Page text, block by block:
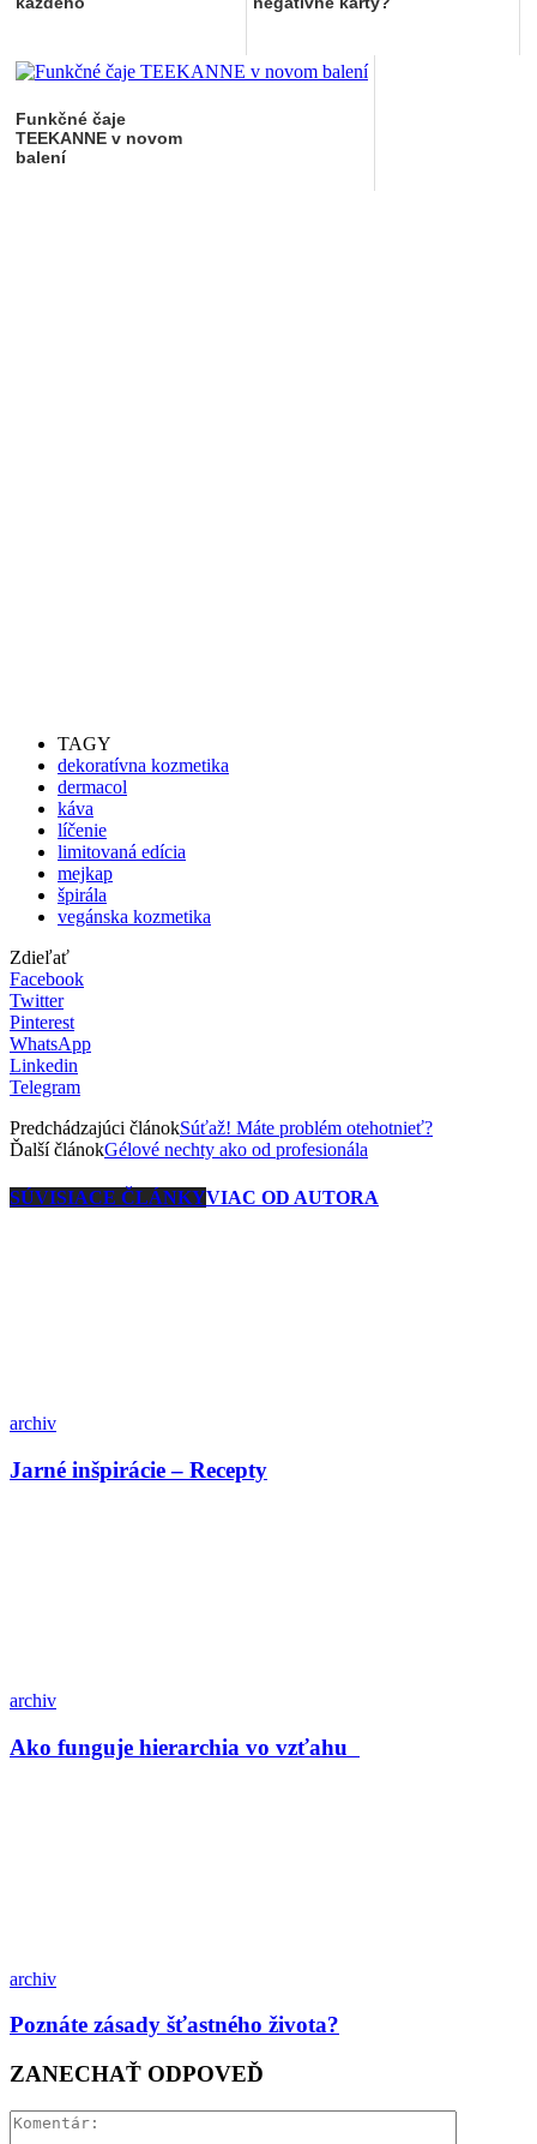
Funkčné čaje
TEEKANNE v novom
balení
TAGY
dekoratívna kozmetika
dermacol
káva
líčenie
limitovaná edícia
mejkap
špirála
vegánska kozmetika
Zdieľať
Facebook
Twitter
Pinterest
WhatsApp
Linkedin
Telegram
Predchádzajúci článokSúťaž! Máte problém otehotnieť?
Ďalší článokGélové nechty ako od profesionála
SÚVISIACE ČLÁNKYVIAC OD AUTORA
archiv
Jarné inšpirácie – Recepty
archiv
Ako funguje hierarchia vo vzťahu
archiv
Poznáte zásady šťastného života?
ZANECHAŤ ODPOVEĎ